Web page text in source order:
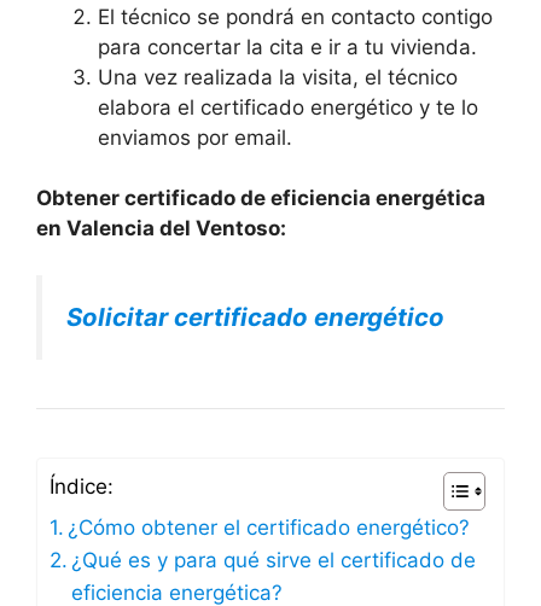
El técnico se pondrá en contacto contigo
para concertar la cita e ir a tu vivienda.
Una vez realizada la visita, el técnico
elabora el certificado energético y te lo
enviamos por email.
Obtener certificado de eficiencia energética
en Valencia del Ventoso:
Solicitar certificado energético
Índice:
¿Cómo obtener el certificado energético?
¿Qué es y para qué sirve el certificado de
eficiencia energética?